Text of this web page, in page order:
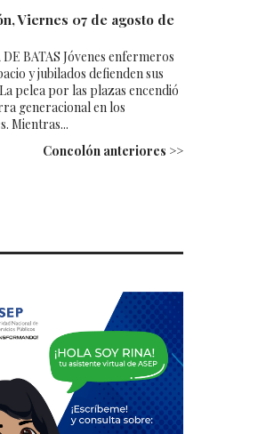
Viernes 07 de agosto de
DE BATAS Jóvenes enfermeros
y jubilados defienden sus
pelea por las plazas encendió
generacional en los
Mientras...
Concolón anteriores >>